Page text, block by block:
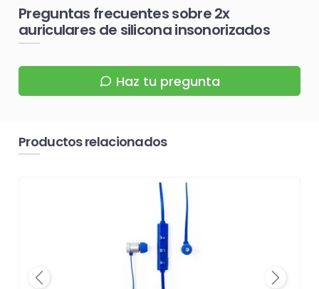
Preguntas frecuentes sobre 2x
auriculares de silicona insonorizados
Haz tu pregunta
Productos relacionados
Previous Next